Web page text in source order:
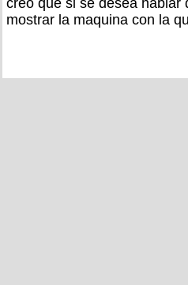
creo que si se desea
mostrar la maquina con la